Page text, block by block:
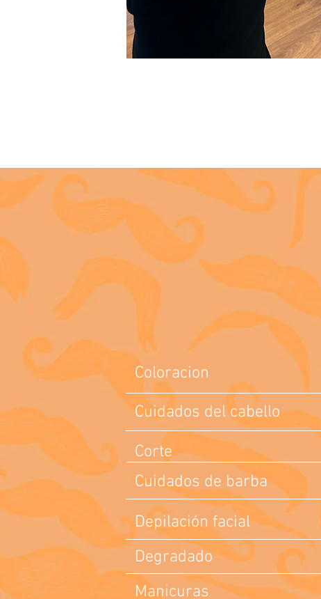
Coloracion
Cuidados del cabello
Corte
Cuidados de barba
Depilación facial
Degradado
Manicuras